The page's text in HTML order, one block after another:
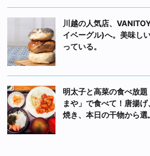
川越の人気店、
イベーグル)へ。美味し
っている。
明太子と高菜の食べ放
まや」で食べて！唐揚
焼き、本日の干物から選